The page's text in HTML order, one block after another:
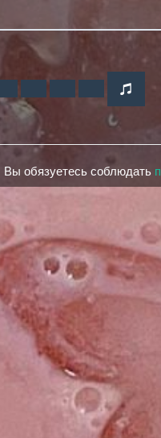
Вы обязуетесь соблюдать